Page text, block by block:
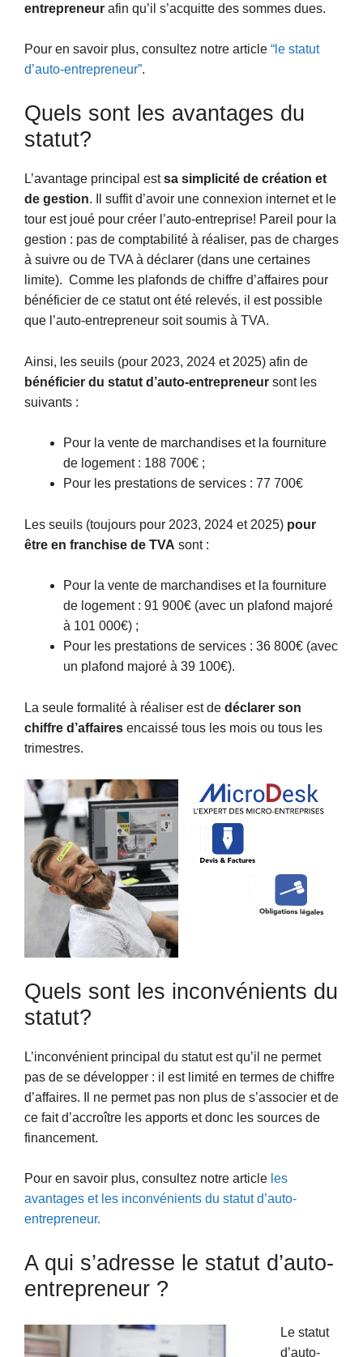
entrepreneur afin qu’il s’acquitte des sommes dues.
Pour en savoir plus, consultez notre article “le statut
d’auto-entrepreneur”.
Quels sont les avantages du
statut?
L’avantage principal estsa simplicité de création et
de gestion. Il suffit d’avoir une connexion internet et le
tour est joué pour créer l’auto-entreprise! Pareil pour la
gestion : pas de comptabilité à réaliser, pas de charges
à suivre ou de TVA à déclarer (dans une certaines
limite). Comme les plafonds de chiffre d’affaires pour
bénéficier de ce statut ont été relevés, il est possible
que l’auto-entrepreneur soit soumis à TVA.
Ainsi, les seuils (pour 2023, 2024 et 2025) afin de
bénéficier du statut d’auto-entrepreneur sont les
suivants :
Pour la vente de marchandises et la fourniture
de logement : 188 700€ ;
Pour les prestations de services : 77 700€
Les seuils (toujours pour 2023, 2024 et 2025) pour
être en franchise de TVA sont :
Pour la vente de marchandises et la fourniture
de logement : 91 900€ (avec un plafond majoré
à 101 000€) ;
Pour les prestations de services : 36 800€ (avec
un plafond majoré à 39 100€).
La seule formalité à réaliser est de déclarer son
chiffre d’affaires encaissé tous les mois ou tous les
trimestres.
Quels sont les inconvénients du
statut?
L’inconvénient principal du statut est qu’il ne permet
pas de se développer : il est limité en termes de chiffre
d’affaires. Il ne permet pas non plus de s’associer et de
ce fait d’accroître les apports et donc les sources de
financement.
Pour en savoir plus, consultez notre article les
avantages et les inconvénients du statut d’auto-
entrepreneur.
A qui s’adresse le statut d’auto-
entrepreneur ?
Le statut
d’auto-